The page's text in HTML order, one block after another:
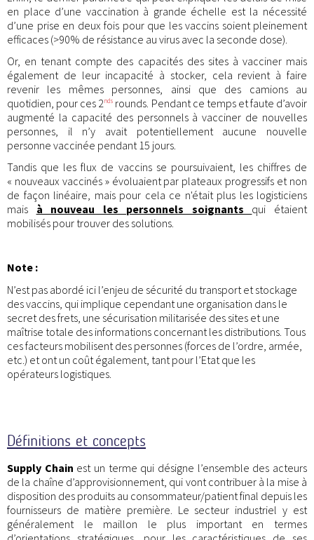
en place d’une vaccination à grande échelle est la nécessité
d’une prise en deux fois pour que les vaccins soient pleinement
efficaces (>90% de résistance au virus avec la seconde dose).
Or, en tenant compte des capacités des sites à vacciner mais
également de leur incapacité à stocker, cela revient à faire
revenir les mêmes personnes, ainsi que des camions au
quotidien, pour ces 2nds rounds. Pendant ce temps et faute d’avoir
augmenté la capacité des personnels à vacciner de nouvelles
personnes, il n’y avait potentiellement aucune nouvelle
personne vaccinée pendant 15 jours.
Tandis que les flux de vaccins se poursuivaient, les chiffres de
« nouveaux vaccinés » évoluaient par plateaux progressifs et non
de façon linéaire, mais pour cela ce n'était plus les logisticiens
mais à nouveau les personnels soignants qui étaient
mobilisés pour trouver des solutions.
Note :
N’est pas abordé ici l’enjeu de sécurité du transport et stockage
des vaccins, qui implique cependant une organisation dans le
secret des frets, une sécurisation militarisée des sites et une
maîtrise totale des informations concernant les distributions. Tous
ces facteurs mobilisent des personnes (forces de l’ordre, armée,
etc.) et ont un coût également, tant pour l’Etat que les
opérateurs logistiques.
Définitions et concepts
Supply Chain est un terme qui désigne l’ensemble des acteurs
de la chaîne d’approvisionnement, qui vont contribuer à la mise à
disposition des produits au consommateur/patient final depuis les
fournisseurs de matière première. Le secteur industriel y est
généralement le maillon le plus important en termes